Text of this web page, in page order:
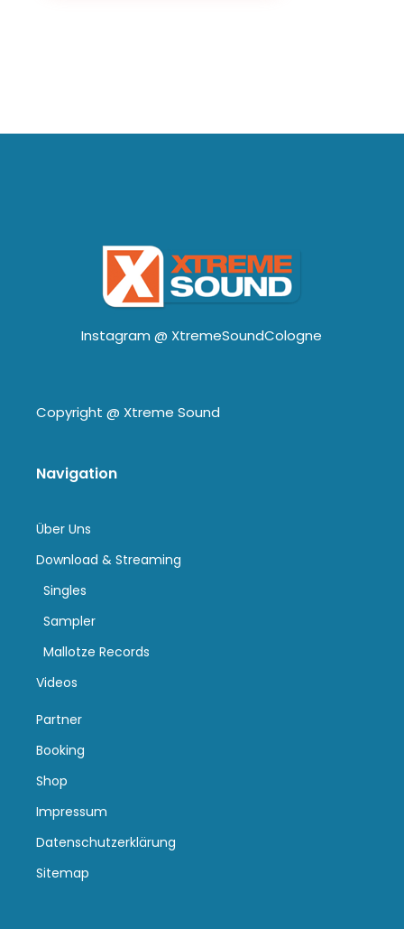
Instagram @ XtremeSoundCologne
Copyright @ Xtreme Sound
Navigation
Über Uns
Download & Streaming
Singles
Sampler
Mallotze Records
Videos
Partner
Booking
Shop
Impressum
Datenschutzerklärung
Sitemap